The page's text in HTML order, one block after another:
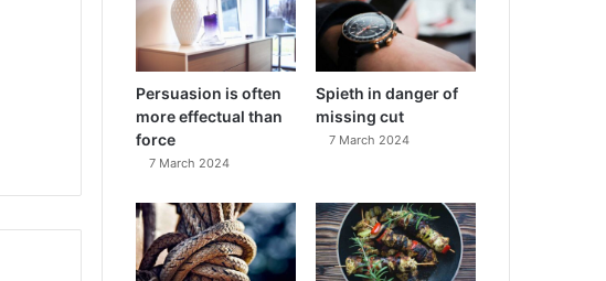
Persuasion is often
more effectual than
force
7 March 2024
Spieth in danger of
missing cut
7 March 2024